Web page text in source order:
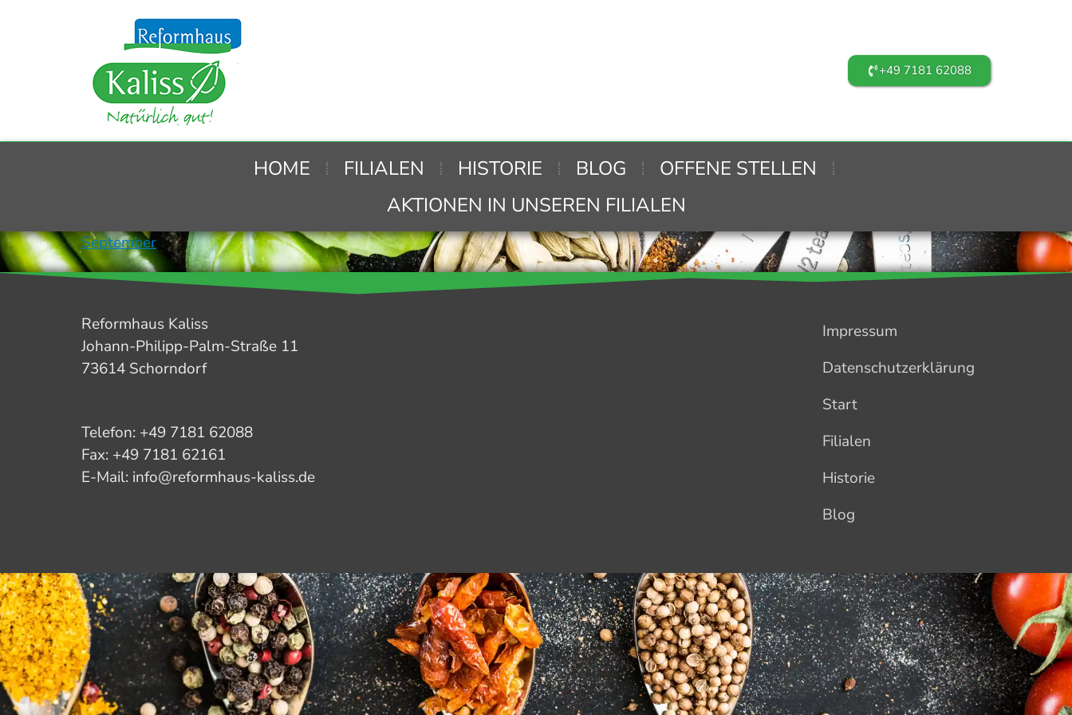
+49 7181 62088
HOME FILIALEN HISTORIE BLOG
OFFENE STELLEN
AKTIONEN IN UNSEREN FILIALEN
September
Reformhaus Kaliss
Johann-Philipp-Palm-Straße 11
73614 Schorndorf
Telefon: +49 7181 62088
Fax: +49 7181 62161
E-Mail: info@reformhaus-kaliss.de
Impressum
Datenschutzerklärung
Start
Filialen
Historie
Blog